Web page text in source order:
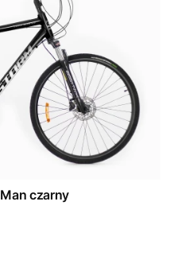
Rower Storm Cross Aero 5.0 Man czarny